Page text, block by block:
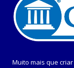
Muito mais que